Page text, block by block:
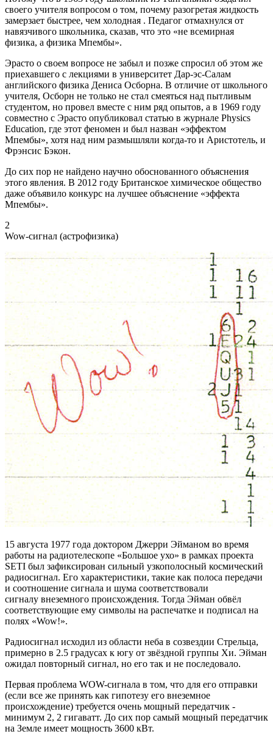
своего учителя вопросом о том, почему разогретая жидкость
замерзает быстрее, чем холодная . Педагог отмахнулся от
навязчивого школьника, сказав, что это «не всемирная
физика, а физика Мпембы».
Эрасто о своем вопросе не забыл и позже спросил об этом же
приехавшего с лекциями в университет Дар-эс-Салам
английского физика Дениса Осборна. В отличие от школьного
учителя, Осборн не только не стал смеяться над пытливым
студентом, но провел вместе с ним ряд опытов, а в 1969 году
совместно с Эрасто опубликовал статью в журнале Physics
Education, где этот феномен и был назван «эффектом
Мпембы», хотя над ним размышляли когда-то и Аристотель, и
Фрэнсис Бэкон.
До сих пор не найдено научно обоснованного объяснения
этого явления. В 2012 году Британское химическое общество
даже объявило конкурс на лучшее объяснение «эффекта
Мпембы».
2
Wow-сигнал (астрофизика)
15 августа 1977 года доктором Джерри Эйманом во время
работы на радиотелескопе «Большое ухо» в рамках проекта
SETI был зафиксирован сильный узкополосный космический
радиосигнал. Его характеристики, такие как полоса передачи
и соотношение сигнала и шума соответствовали
сигналу внеземного происхождения. Тогда Эйман обвёл
соответствующие ему символы на распечатке и подписал на
полях «Wow!».
Радиосигнал исходил из области неба в созвездии Стрельца,
примерно в 2.5 градусах к югу от звёздной группы Хи. Эйман
ожидал повторный сигнал, но его так и не последовало.
Первая проблема WOW-сигнала в том, что для его отправки
(если все же принять как гипотезу его внеземное
происхождение) требуется очень мощный передатчик -
минимум 2, 2 гигаватт. До сих пор самый мощный передатчик
на Земле имеет мощность 3600 кВт.